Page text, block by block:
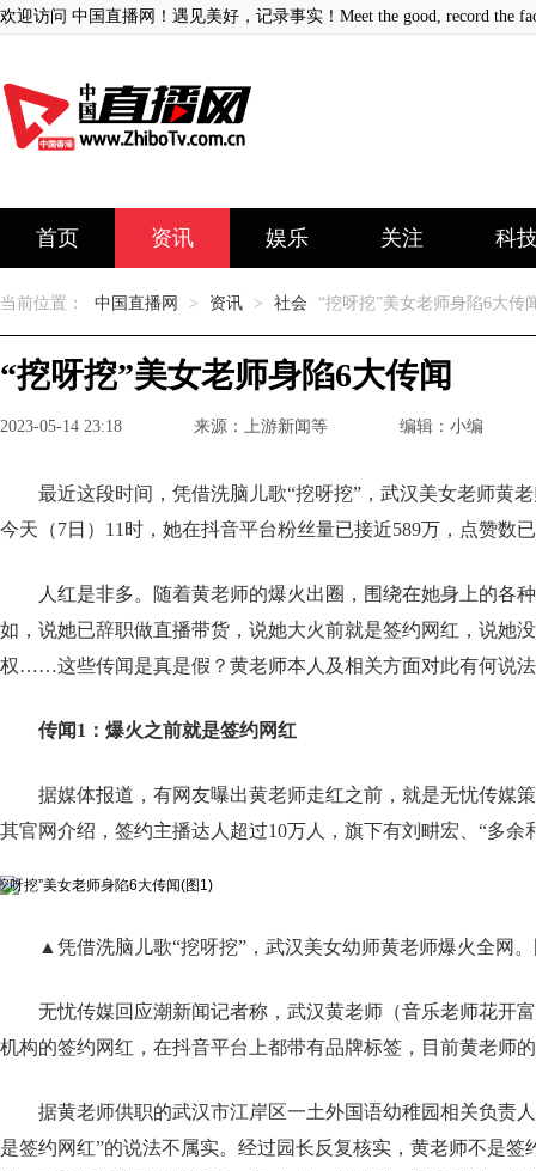
欢迎访问 中国直播网！遇见美好，记录事实！Meet the good, record the
首页 资讯 娱乐 关注 科
当前位置： 中国直播网 > 资讯 > 社会 “挖呀挖”美女老师身陷6大传
“挖呀挖”美女老师身陷6大传闻
2023-05-14 23:18 来源：上游新闻等 编辑：小编
最近这段时间，凭借洗脑儿歌“挖呀挖”，武汉美女老师黄
今天（7日）11时，她在抖音平台粉丝量已接近589万，点赞数
人红是非多。随着黄老师的爆火出圈，围绕在她身上的各
如，说她已辞职做直播带货，说她大火前就是签约网红，说她
权……这些传闻是真是假？黄老师本人及相关方面对此有何说
传闻1：爆火之前就是签约网红
据媒体报道，有网友曝出黄老师走红之前，就是无忧传媒
其官网介绍，签约主播达人超过10万人，旗下有刘畊宏、“多余
▲凭借洗脑儿歌“挖呀挖”，武汉美女幼师黄老师爆火全网
无忧传媒回应潮新闻记者称，武汉黄老师（音乐老师花开
机构的签约网红，在抖音平台上都带有品牌标签，目前黄老师
据黄老师供职的武汉市江岸区一土外国语幼稚园相关负责
是签约网红”的说法不属实。经过园长反复核实，黄老师不是